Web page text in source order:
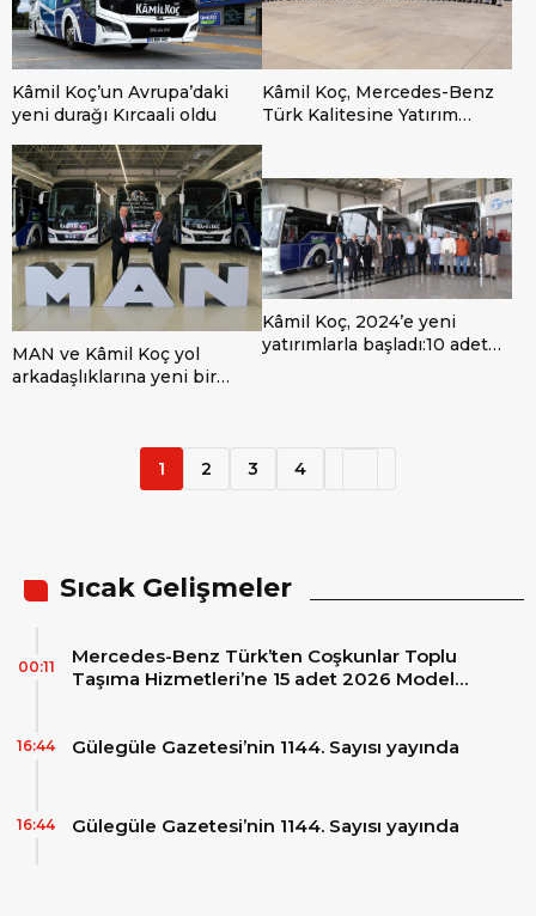
Kâmil Koç’un Avrupa’daki
yeni durağı Kırcaali oldu
Kâmil Koç, Mercedes-Benz
Türk Kalitesine Yatırım
MAN ve Kâmil Koç yol
arkadaşlıklarına yeni bir
Kâmil Koç, 2024’e yeni
yatırımlarla başladı:10 adet
1 2 3 4
Sıcak Gelişmeler
Mercedes-Benz Türk’ten Coşkunlar Toplu
Taşıma Hizmetleri’ne 15 adet 2026 Model
00:11
Gülegüle Gazetesi’nin 1144. Sayısı yayında
16:44
Gülegüle Gazetesi’nin 1144. Sayısı yayında
16:44